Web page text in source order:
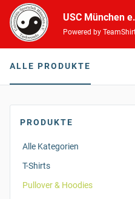
USC München
Powered by
ALLE PRODUKTE
PRODUKTE
Alle Kategorien
T-Shirts
Pullover & Hoodies